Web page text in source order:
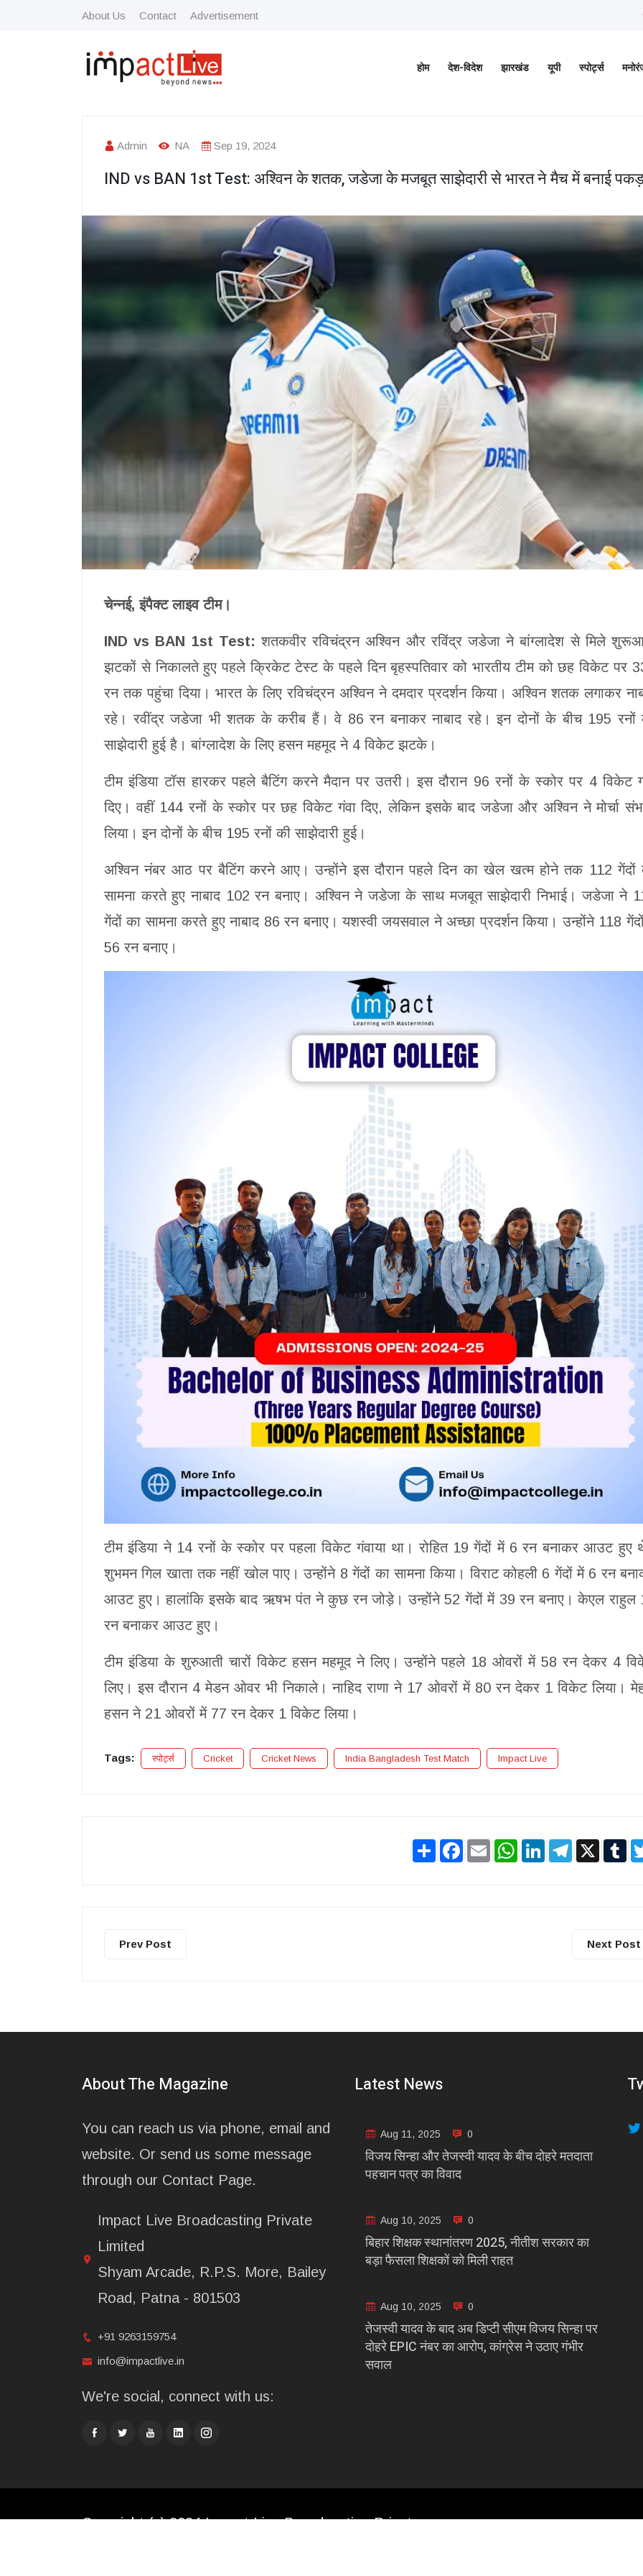
About Us Contact Advertisement
होम देश-विदेश झारखंड यूपी स्पोर्ट्स
Admin NA Sep 19, 2024
IND vs BAN 1st Test: अश्विन के शतक, जडेजा के मजबूत साझेदारी से भारत ने मैच में बनाई पकड़
चेन्नई, इंपैक्ट लाइव टीम।
IND vs BAN 1st Test:शतकवीर रविचंद्रन अश्विन और रविंद्र जडेजा ने बांग्लादेश से मिले
झटकों से निकालते हुए पहले क्रिकेट टेस्ट के पहले दिन बृहस्पतिवार को भारतीय टीम को छह विकेट पर
रन तक पहुंचा दिया। भारत के लिए रविचंद्रन अश्विन ने दमदार प्रदर्शन किया। अश्विन शतक लगाकर
रहे। रवींद्र जडेजा भी शतक के करीब हैं। वे 86 रन बनाकर नाबाद रहे। इन दोनों के बीच 195 रनों
साझेदारी हुई है। बांग्लादेश के लिए हसन महमूद ने 4 विकेट झटके।
टीम इंडिया टॉस हारकर पहले बैटिंग करने मैदान पर उतरी। इस दौरान 96 रनों के स्कोर पर 4 विकेट
दिए। वहीं 144 रनों के स्कोर पर छह विकेट गंवा दिए, लेकिन इसके बाद जडेजा और अश्विन ने मोर्चा
लिया। इन दोनों के बीच 195 रनों की साझेदारी हुई।
अश्विन नंबर आठ पर बैटिंग करने आए। उन्होंने इस दौरान पहले दिन का खेल खत्म होने तक 112 गेंदों
सामना करते हुए नाबाद 102 रन बनाए। अश्विन ने जडेजा के साथ मजबूत साझेदारी निभाई। जडेजा ने
गेंदों का सामना करते हुए नाबाद 86 रन बनाए। यशस्वी जयसवाल ने अच्छा प्रदर्शन किया। उन्होंने 118
56 रन बनाए।
टीम इंडिया ने 14 रनों के स्कोर पर पहला विकेट गंवाया था। रोहित 19 गेंदों में 6 रन बनाकर आउट हुए
शुभमन गिल खाता तक नहीं खोल पाए। उन्होंने 8 गेंदों का सामना किया। विराट कोहली 6 गेंदों में 6 रन
आउट हुए। हालांकि इसके बाद ऋषभ पंत ने कुछ रन जोड़े। उन्होंने 52 गेंदों में 39 रन बनाए। केएल राहुल
रन बनाकर आउट हुए।
टीम इंडिया के शुरुआती चारों विकेट हसन महमूद ने लिए। उन्होंने पहले 18 ओवरों में 58 रन देकर 4
लिए। इस दौरान 4 मेडन ओवर भी निकाले। नाहिद राणा ने 17 ओवरों में 80 रन देकर 1 विकेट लिया।
हसन ने 21 ओवरों में 77 रन देकर 1 विकेट लिया।
Tags: स्पोर्ट्स Cricket Cricket News India Bangladesh Test Match Impact Live
Share Facebook
Email WhatsApp
LinkedInTelegram
X
Prev Post Next Post
About The Magazine
You can reach us via phone, email and
website. Or send us some message
through our Contact Page.
Impact Live Broadcasting Private
Limited
Shyam Arcade, R.P.S. More, Bailey
Road, Patna - 801503
+91 9263159754
info@impactlive.in
We're social, connect with us:
Latest News
Aug 11, 2025 0
विजय सिन्हा और तेजस्वी यादव के बीच दोहरे मतदाता
पहचान पत्र का विवाद
Aug 10, 2025 0
बिहार शिक्षक स्थानांतरण 2025, नीतीश सरकार का
बड़ा फैसला शिक्षकों को मिली राहत
Aug 10, 2025 0
तेजस्वी यादव के बाद अब डिप्टी सीएम विजय सिन्हा पर
दोहरे EPIC नंबर का आरोप, कांग्रेस ने उठाए गंभीर
सवाल
Copyright (c) 2024 Impact Live Broadcasting Private